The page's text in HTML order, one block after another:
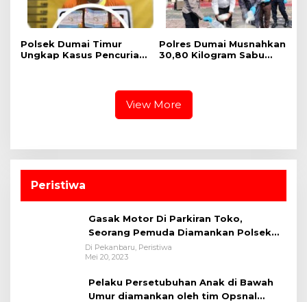
Polsek Dumai Timur
Ungkap Kasus Pencurian
Polres Dumai Musnahkan
30,80 Kilogram Sabu
View More
Peristiwa
Gasak Motor Di Parkiran Toko,
Seorang Pemuda Diamankan Polsek
Bukit Raya
Di Pekanbaru, Peristiwa
Mei 20, 2023
Pelaku Persetubuhan Anak di Bawah
Umur diamankan oleh tim Opsnal